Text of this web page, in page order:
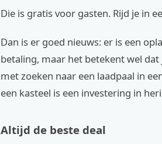
Die is gratis voor gasten. Rijd je in
Dan is er goed nieuws: er is een
betaling, maar het betekent wel
met zoeken naar een laadpaal in
een kasteel is een investering in
Altijd de beste deal